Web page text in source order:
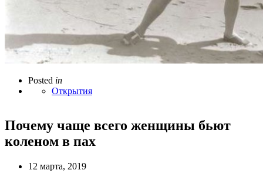
Posted in
Открытия
Почему чаще всего женщины бьют
коленом в пах
12 марта, 2019